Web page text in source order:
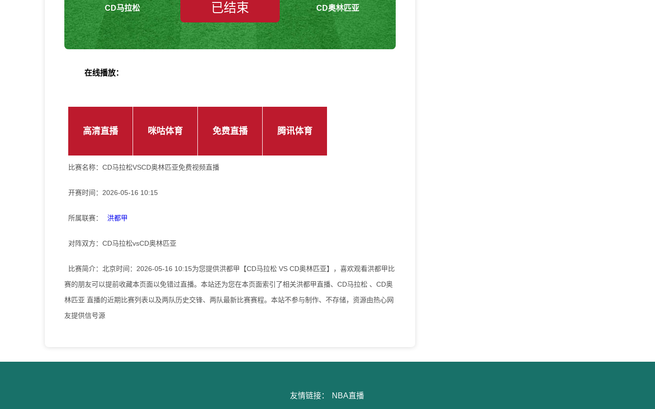
CD马拉松 已结束 CD奥林匹亚
在线播放：
高清直播 咪咕体育 免费直播 腾讯体育
比赛名称： CD马拉松VSCD奥林匹亚免费视频直播
开赛时间： 2026-05-16 10:15
所属联赛： 洪都甲
对阵双方： CD马拉松vsCD奥林匹亚
比赛简介： 北京时间：2026-05-16 10:15为您提供洪都甲【CD马拉松 VS CD奥林匹亚】，喜欢观看洪都甲比
赛的朋友可以提前收藏本页面以免错过直播。本站还为您在本页面索引了相关洪都甲直播、CD马拉松 、CD奥
林匹亚 直播的近期比赛列表以及两队历史交锋、两队最新比赛赛程。本站不参与制作、不存储，资源由热心网
友提供信号源
友情链接： NBA直播